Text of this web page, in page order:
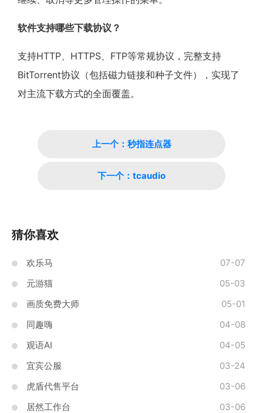
软件支持哪些下载协议？
支持HTTP、HTTPS、FTP等常规协议，完整支持
BitTorrent协议（包括磁力链接和种子文件），实现了
对主流下载方式的全面覆盖。
上一个：秒指连点器
下一个：tcaudio
猜你喜欢
欢乐马
07-07
元游猫
05-03
画质免费大师
05-01
同趣嗨
04-08
观语AI
04-05
宜宾公服
03-24
虎盾代售平台
03-06
居然工作台
03-06